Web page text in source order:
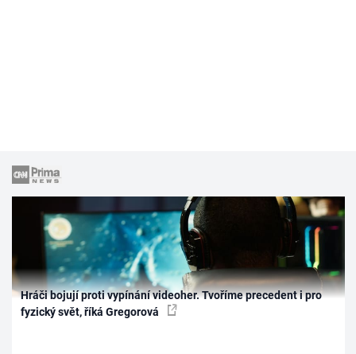
Hráči bojují proti vypínání videoher. Tvoříme precedent i pro
fyzický svět, říká Gregorová